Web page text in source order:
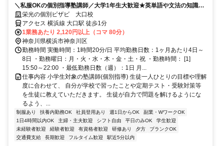
＼私服OKの個別指導塾講師／大学1年生大歓迎★英単語や文法の知識を
活かそう♪教えることが好きな方歓迎！
栄光の個別ビザビ 大口校
アクセス 横浜線 大口駅 徒歩1分
1業務あたり 2,120円以上（コマ 80分）
神奈川県横浜市神奈川区
勤務時間 実働時間：1時間20分/日 平均勤務日数：1ヶ月あたり4日～
8日 ・勤務曜日：月・火・水・木・金・土・祝 ・勤務時間： [1]
15:50～22:00 ・最低勤務日数（週）：1日 月...
仕事内容 小学生対象の塾講師(個別指導) 生徒一人ひとりの目標や理解
度に合わせて、 自分が学校で習ったことや定期テスト・受験対策等
を生徒に教えていただきます。 生徒が自力で問題を解けるようにな
るよう、...
制服あり 扶養内勤務OK 社員登用あり 週1日からOK
副業・WワークOK
1日4時間以内OK
主婦・主夫歓迎 シフト自由 平日のみOK
学生歓迎
未経験者歓迎
経験者歓迎 有資格者歓迎 研修あり 夕方
ブランクOK
交通費支給
長期歓迎 フルタイム歓迎 駅近5分以内